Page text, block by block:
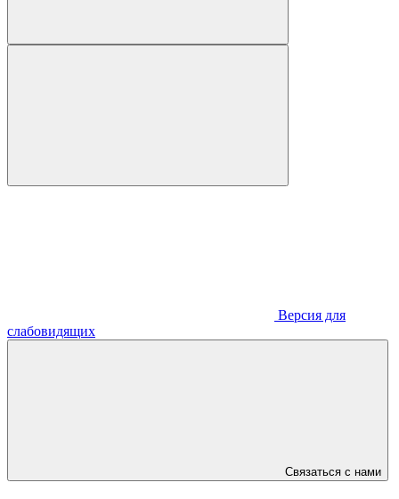
Версия для
слабовидящих
Связаться с нами